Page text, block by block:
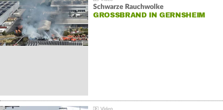
Schwarze Rauchwolke
GROSSBRAND IN GERNSHEIM